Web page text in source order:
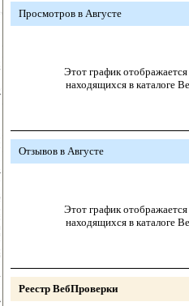
Просмотров в Августе
Этот график отображается
находящихся в каталоге
Отзывов в Августе
Этот график отображается
находящихся в каталоге
Реестр ВебПроверки